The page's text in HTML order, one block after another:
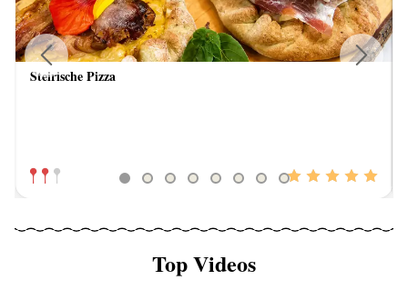
Steirische Pizza
Previous
Top Videos